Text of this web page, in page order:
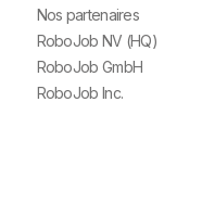
Nos partenaires
RoboJob NV (HQ)
RoboJob GmbH
RoboJob Inc.